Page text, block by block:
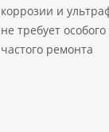
коррозии и
не требует
частого ремонта